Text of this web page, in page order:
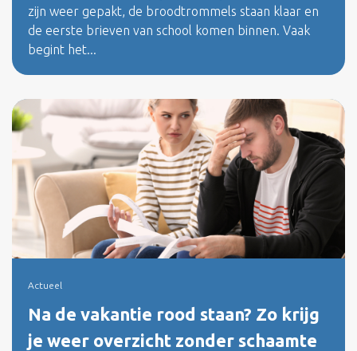
zijn weer gepakt, de broodtrommels staan klaar en
de eerste brieven van school komen binnen. Vaak
begint het...
Actueel
Na de vakantie rood staan? Zo krijg
je weer overzicht zonder schaamte